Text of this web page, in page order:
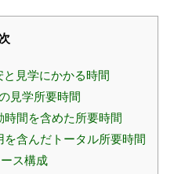
見学にかかる時間
見学所要時間
間を含めた所要時間
含んだトータル所要時間
ス構成